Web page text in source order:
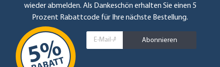
wieder abmelden. Als Dankeschön erhalten Sie einen 5
Prozent Rabattcode für Ihre nächste Bestellung.
Abonnieren